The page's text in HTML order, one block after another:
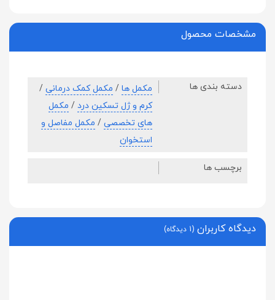
مشخصات محصول
دسته بندی ها مکمل ها / مکمل کمک درمانی /
کرم و ژل تسکین درد / مکمل
های تخصصی / مکمل مفاصل و
استخوان
برچسب ها
دیدگاه کاربران (1 دیدگاه)